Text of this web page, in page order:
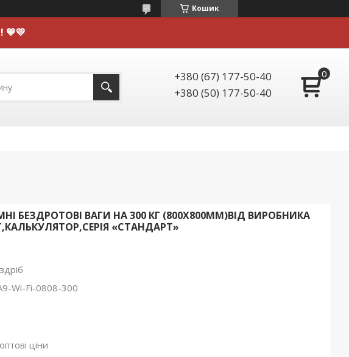
Кошик
💙💛
+380 (67) 177-50-40
+380 (50) 177-50-40
БЕЗДРОТОВІ ВАГИ НА 300 КГ (800Х800ММ)ВІД ВИРОБНИКА
«СТАНДАРТ»
Wi-Fi-0808-300
ціни